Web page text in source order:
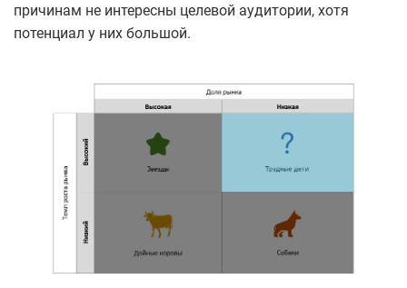
причинам не интересны целевой аудитории, хотя
потенциал у них большой.